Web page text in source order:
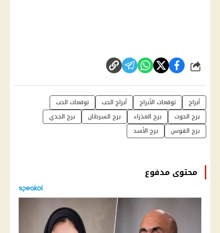
شارك
أبراج توقعات الأبراج أبراج الحب
توقعات الحب
برج الحوت
برج العذراء برج السرطان
برج الجدي
برج القوس
برج الأسد
محتوى مدفوع